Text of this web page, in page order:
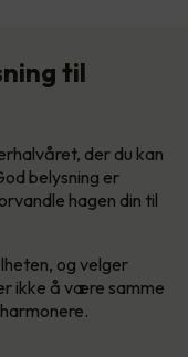
til
der du kan
belysning er
hagen din til
og velger
ikke å være samme